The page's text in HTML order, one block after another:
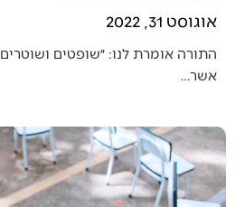
אוגוסט 31, 2022
התורה אומרת לנו: ״שופטים
אשר…